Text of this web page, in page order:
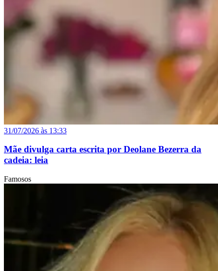
31/07/2026 às 13:33
Mãe divulga carta escrita por Deolane Bezerra da
cadeia: leia
Famosos